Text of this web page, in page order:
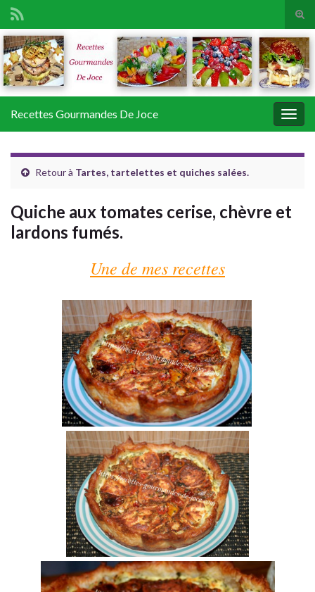
Search for:
Recettes Gourmandes De Joce
Retour à Tartes, tartelettes et quiches salées.
Quiche aux tomates cerise, chèvre et
lardons fumés.
Une de mes recettes